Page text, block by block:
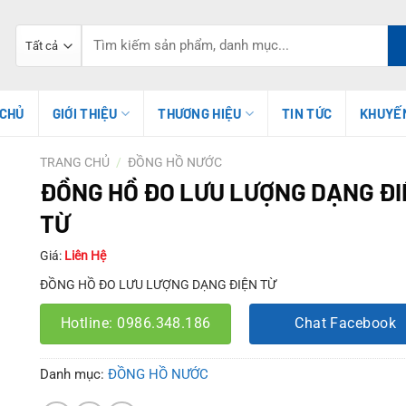
kiếm:
GIỚI THIỆU THƯƠNG HIỆU TIN TỨC
TRANG CHỦ / ĐỒNG HỒ NƯỚC
ĐỒNG HỒ ĐO LƯU LƯỢNG DẠNG
TỪ
Giá: Liên Hệ
ĐỒNG HỒ ĐO LƯU LƯỢNG DẠNG ĐIỆN TỪ
Hotline: 0986.348.186 Chat Facebook
Danh mục: ĐỒNG HỒ NƯỚC